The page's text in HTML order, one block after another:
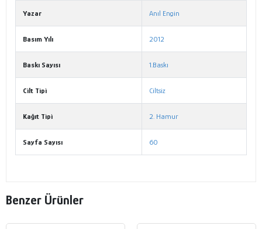
Yazar Anıl Engin
Basım Yılı 2012
Baskı Sayısı 1.Baskı
Cilt Tipi Ciltsiz
Kağıt Tipi 2. Hamur
Sayfa Sayısı 60
Benzer Ürünler